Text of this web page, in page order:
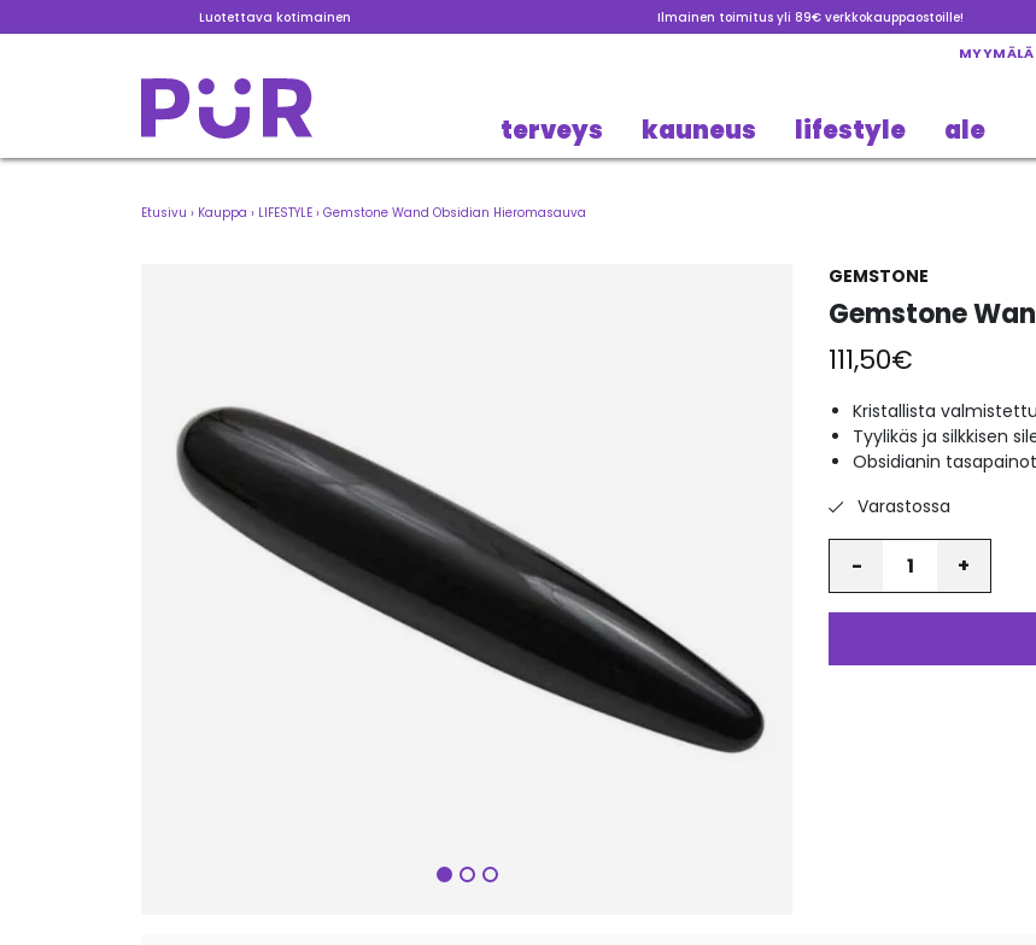
Luotettava kotimainen Ilmainen toimitus yli 89€ verkkokauppaostoille!
MYYMÄLÄ
terveys kauneus lifestyle ale
Etusivu › Kauppa › LIFESTYLE › Gemstone Wand Obsidian Hieromasauva
Seuraava
GEMSTONE
Gemstone
111,50€
Kristallista
Tyylikäs ja silkkisen
Obsidianin
Varastossa